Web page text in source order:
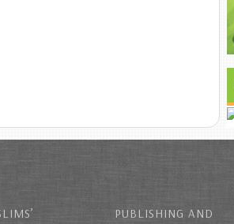
PUBLISHING AND